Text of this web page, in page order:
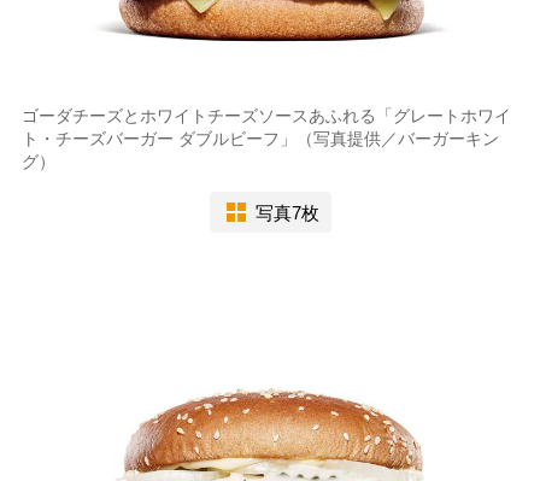
ゴーダチーズとホワイトチーズソースあふれる「グレートホワイ
ト・チーズバーガー ダブルビーフ」（写真提供／バーガーキン
グ）
写真7枚